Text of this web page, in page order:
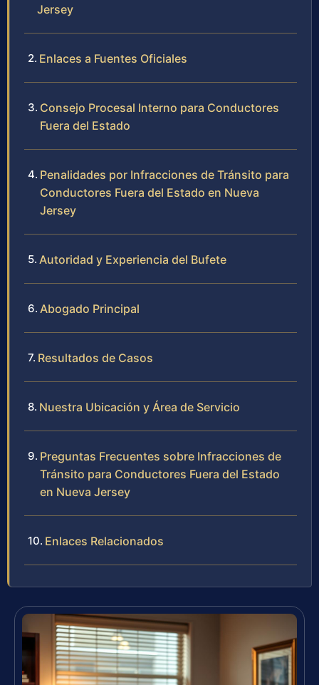
Jersey
Enlaces a Fuentes Oficiales
Consejo Procesal Interno para Conductores
Fuera del Estado
Penalidades por Infracciones de Tránsito para
Conductores Fuera del Estado en Nueva
Jersey
Autoridad y Experiencia del Bufete
Abogado Principal
Resultados de Casos
Nuestra Ubicación y Área de Servicio
Preguntas Frecuentes sobre Infracciones de
Tránsito para Conductores Fuera del Estado
en Nueva Jersey
Enlaces Relacionados